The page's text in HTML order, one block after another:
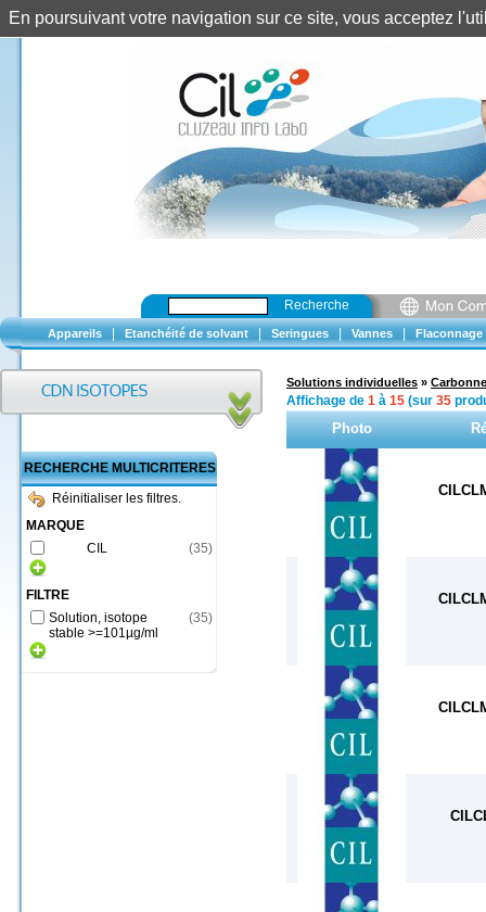
Recherche
Appareils Etanchéité de solvant Seringues Vannes Flaconnage
RECHERCHE MULTICRITERES
Réinitialiser les filtres.
MARQUE
CIL
(35)
FILTRE
Solution, isotope
stable >=101µg/ml
(35)
Solutions individuelles »
Affichage de 1 à 15 (sur 35
Photo
En poursuivant votre navigation sur ce site, vous acceptez